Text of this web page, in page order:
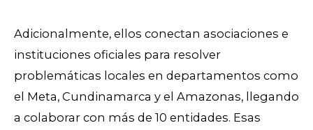
Adicionalmente, ellos conectan asociaciones e
instituciones oficiales para resolver
problemáticas locales en departamentos como
el Meta, Cundinamarca y el Amazonas, llegando
a colaborar con más de 10 entidades. Esas